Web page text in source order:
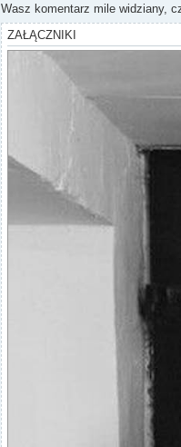
Wasz komentarz mile widziany,
ZAŁĄCZNIKI